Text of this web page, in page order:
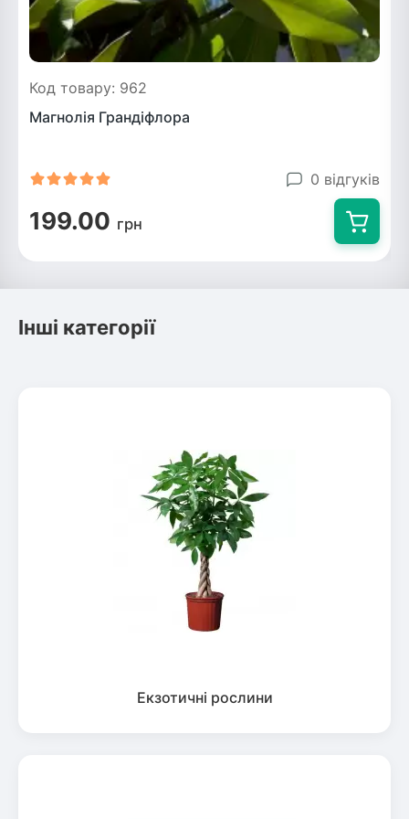
Код товару: 962
Магнолія Грандіфлора
0 відгуків
199.00 грн
Інші категорії
Екзотичні рослини